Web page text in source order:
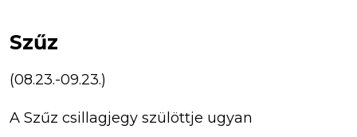
Szűz
(08.23.-09.23.)
A Szűz csillagjegy szülöttje ugyan